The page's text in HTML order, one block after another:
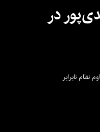
در
نظام نابرابر